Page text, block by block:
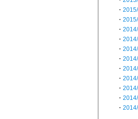
・
・
・
・
・
・
・
・
・
・
・